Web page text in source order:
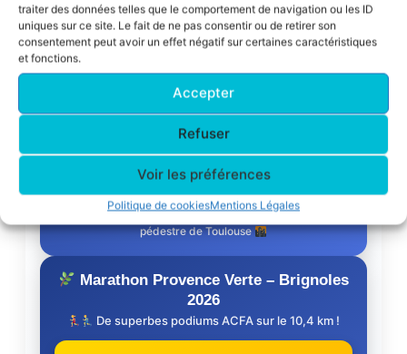
traiter des données telles que le comportement de navigation ou les ID
uniques sur ce site. Le fait de ne pas consentir ou de retirer son
consentement peut avoir un effet négatif sur certaines caractéristiques
et fonctions.
Accepter
Refuser
Voir les préférences
Politique de cookiesMentions Légales
Corrida pédestre de Toulouse 2026
Un nouveau podium ACFA sur le 10 km !
2e M5F – 10 km en54m 55s
Une superbe deuxième place de catégorie
Bravo à Nadine !
Une belle performance pour l’ACFA sur la Corrida
pédestre de Toulouse
Marathon Provence Verte – Brignoles
2026
De superbes podiums ACFA sur le 10,4 km !